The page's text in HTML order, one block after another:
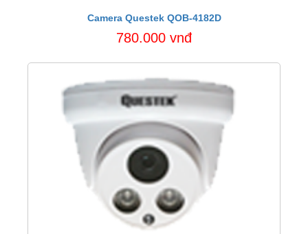
Camera Questek QOB-4182D
780.000 vnđ